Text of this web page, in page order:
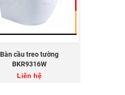
Bàn cầu treo tường
BKR9316W
Liên hệ